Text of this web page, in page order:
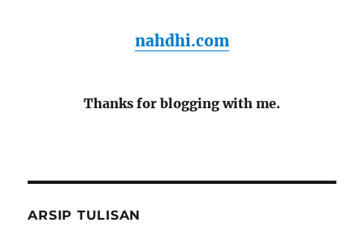
nahdhi.com
Thanks for blogging with me.
ARSIP TULISAN